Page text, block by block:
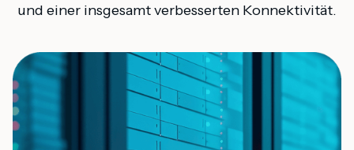
und einer insgesamt verbesserten Konnektivität.